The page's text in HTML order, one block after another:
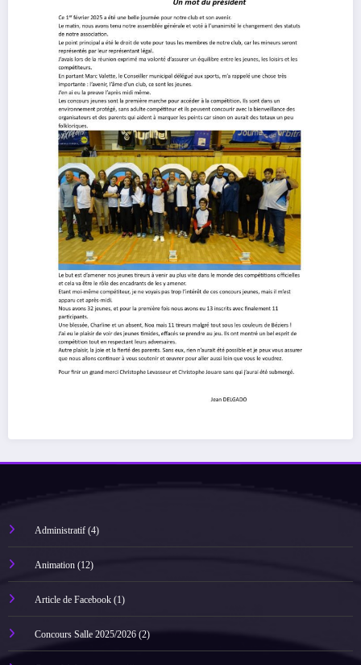
Administratif(4)
Animation(12)
Article de Facebook(1)
Concours Salle 2025/2026(2)